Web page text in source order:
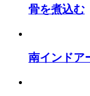
骨を煮込む
南インド